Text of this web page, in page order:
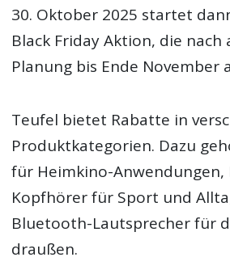
30. Oktober 2025 startet
Black Friday Aktion, die nach
Planung bis Ende November
Teufel bietet Rabatte in
Produktkategorien. Dazu
für Heimkino-
Kopfhörer für Sport und
Bluetooth-Lautsprecher für
draußen.